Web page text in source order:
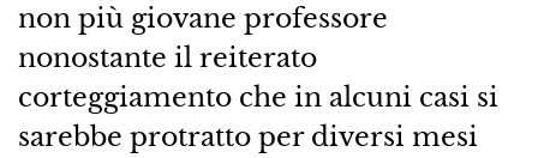
non più giovane professore
nonostante il reiterato
corteggiamento che in alcuni casi si
sarebbe protratto per diversi mesi